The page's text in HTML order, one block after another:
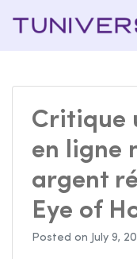
Critique
en ligne
argent
Eye of
Posted on July 9,